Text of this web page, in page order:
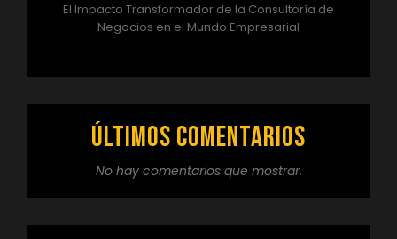
El Impacto Transformador de la Consultoría de
Negocios en el Mundo Empresarial
Últimos comentarios
No hay comentarios que mostrar.